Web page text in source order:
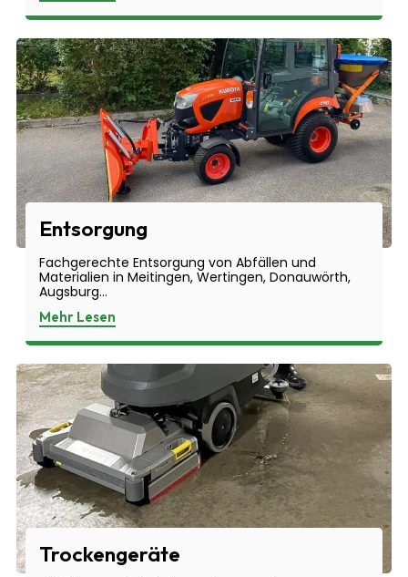
Entsorgung
Fachgerechte Entsorgung von Abfällen und
Materialien in Meitingen, Wertingen, Donauwörth,
Augsburg...
Mehr Lesen
Trockengeräte